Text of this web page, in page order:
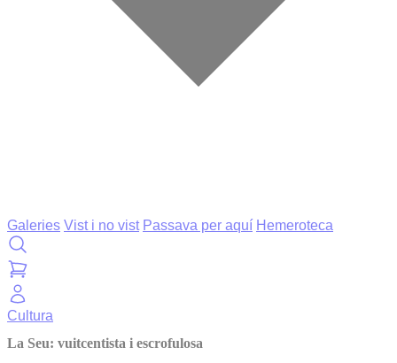
Galeries Vist i no vist Passava per aquí Hemeroteca
Cultura
La Seu: vuitcentista i escrofulosa